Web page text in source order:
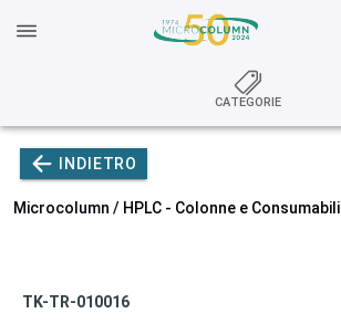
CATEGORIE
INDIETRO
Microcolumn / HPLC - Colonne e Consumabili
TK-TR-010016